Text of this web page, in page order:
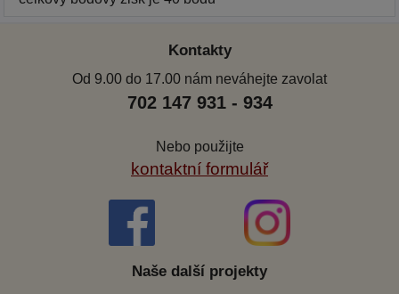
Kontakty
Od 9.00 do 17.00 nám neváhejte zavolat
702 147 931 - 934
Nebo použijte
kontaktní formulář
Naše další projekty